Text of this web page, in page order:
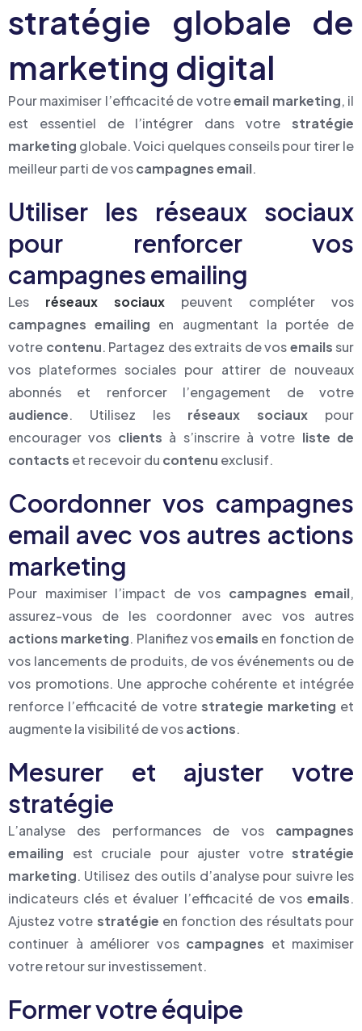
stratégie globale de
marketing digital
Pour maximiser l’efficacité de votreemail marketing, il
est essentiel de l’intégrer dans votre stratégie
marketing globale. Voici quelques conseils pour tirer le
meilleur parti de voscampagnes email.
Utiliser les réseaux sociaux
pour renforcer vos
campagnes emailing
Les réseaux sociaux peuvent compléter vos
campagnes emailing en augmentant la portée de
votre contenu. Partagez des extraits de vosemailssur
vos plateformes sociales pour attirer de nouveaux
abonnés et renforcer l’engagement de votre
audience. Utilisez les réseaux sociaux pour
encourager vos clients à s’inscrire à votre liste de
contacts et recevoir du contenu exclusif.
Coordonner vos campagnes
email avec vos autres actions
marketing
Pour maximiser l’impact de vos campagnes email,
assurez-vous de les coordonner avec vos autres
actions marketing. Planifiez vosemails en fonction de
vos lancements de produits, de vos événements ou de
vos promotions. Une approche cohérente et intégrée
renforce l’efficacité de votre strategie marketing et
augmente la visibilité de vosactions.
Mesurer et ajuster votre
stratégie
L’analyse des performances de vos campagnes
emailing est cruciale pour ajuster votre stratégie
marketing. Utilisez des outils d’analyse pour suivre les
indicateurs clés et évaluer l’efficacité de vos emails.
Ajustez votre stratégie en fonction des résultats pour
continuer à améliorer vos campagnes et maximiser
votre retour sur investissement.
Former votre équipe